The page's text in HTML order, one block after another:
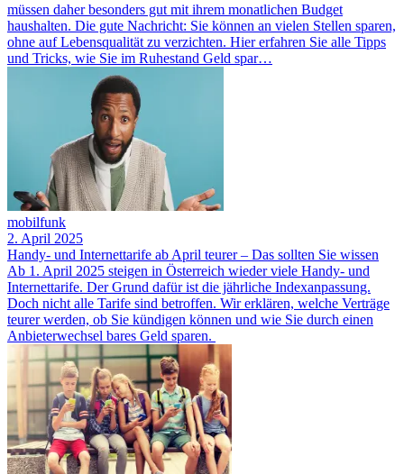
müssen daher besonders gut mit ihrem monatlichen Budget
haushalten. Die gute Nachricht: Sie können an vielen Stellen sparen,
ohne auf Lebensqualität zu verzichten. Hier erfahren Sie alle Tipps
und Tricks, wie Sie im Ruhestand Geld spar…
mobilfunk
2. April 2025
Handy- und Internettarife ab April teurer – Das sollten Sie wissen
Ab 1. April 2025 steigen in Österreich wieder viele Handy- und
Internettarife. Der Grund dafür ist die jährliche Indexanpassung.
Doch nicht alle Tarife sind betroffen. Wir erklären, welche Verträge
teurer werden, ob Sie kündigen können und wie Sie durch einen
Anbieterwechsel bares Geld sparen.